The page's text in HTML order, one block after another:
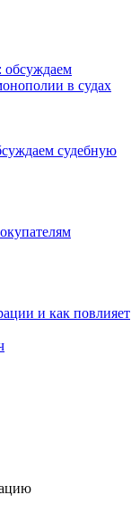
обсуждаем
в судах
судебную
и как повлияет